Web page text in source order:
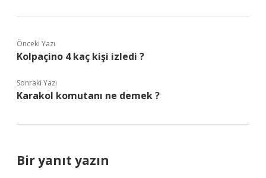
Önceki Yazı
Kolpaçino 4 kaç kişi izledi ?
Sonraki Yazı
Karakol komutanı ne demek ?
Bir yanıt yazın